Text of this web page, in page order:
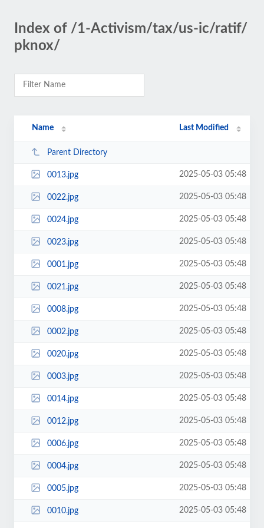
Index of /1-Activism/tax/us-ic/ratif/
pknox/
Name Last Modified
Parent Directory
0013.jpg 2025-05-03 05:48
0022.jpg 2025-05-03 05:48
0024.jpg 2025-05-03 05:48
0023.jpg 2025-05-03 05:48
0001.jpg 2025-05-03 05:48
0021.jpg 2025-05-03 05:48
0008.jpg 2025-05-03 05:48
0002.jpg 2025-05-03 05:48
0020.jpg 2025-05-03 05:48
0003.jpg 2025-05-03 05:48
0014.jpg 2025-05-03 05:48
0012.jpg 2025-05-03 05:48
0006.jpg 2025-05-03 05:48
0004.jpg 2025-05-03 05:48
0005.jpg 2025-05-03 05:48
0010.jpg 2025-05-03 05:48